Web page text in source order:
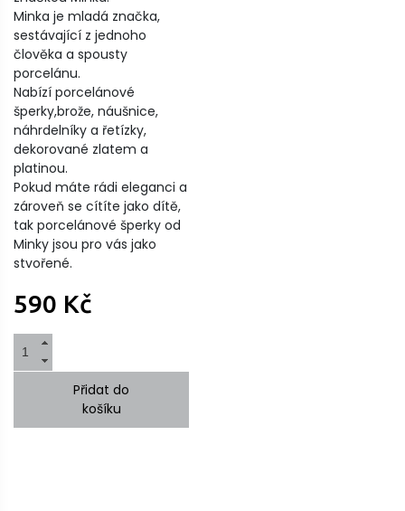
Minka je mladá značka,
sestávající z jednoho
člověka a spousty
porcelánu.
Nabízí porcelánové
šperky,brože, náušnice,
náhrdelníky a řetízky,
dekorované zlatem a
platinou.
Pokud máte rádi eleganci a
zároveň se cítíte jako dítě,
tak porcelánové šperky od
Minky jsou pro vás jako
stvořené.
590 Kč
Přidat do
košíku